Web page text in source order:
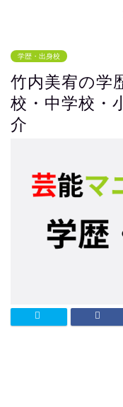
学歴・出身校
竹内美宥の学
校・中学校・
介